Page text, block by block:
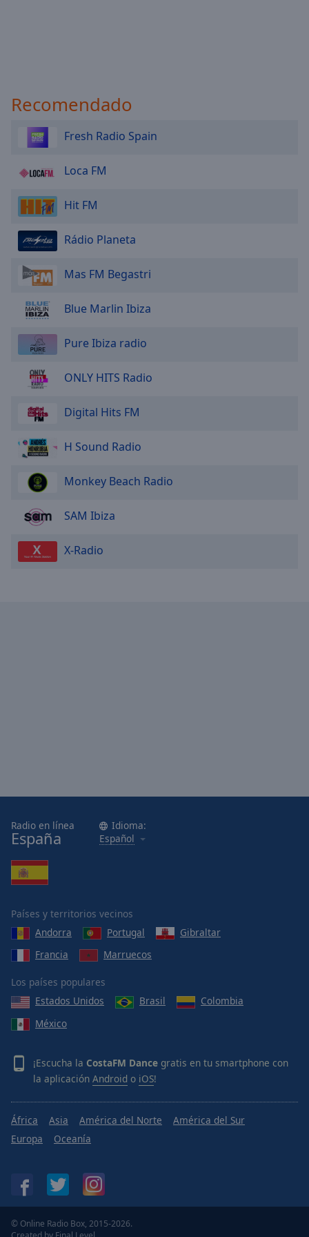
Recomendado
Fresh Radio Spain
Loca FM
Hit FM
Rádio Planeta
Mas FM Begastri
Blue Marlin Ibiza
Pure Ibiza radio
ONLY HITS Radio
Digital Hits FM
H Sound Radio
Monkey Beach Radio
SAM Ibiza
Х-Radio
Radio en línea
España
Idioma:
Español
Países y territorios vecinos
Andorra
Portugal
Gibraltar
Francia
Marruecos
Los países populares
Estados Unidos
Brasil
Colombia
México
¡Escucha la CostaFM Dance gratis en tu smartphone con
la aplicación Android o iOS!
África Asia América del Norte
América del Sur
Europa
Oceanía
© Online Radio Box, 2015-2026.